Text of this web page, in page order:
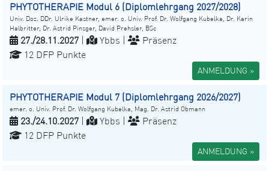
PHYTOTHERAPIE Modul 6 (Diplomlehrgang 2027/2028)
Univ. Doz. DDr. Ulrike Kastner, emer. o. Univ. Prof. Dr. Wolfgang Kubelka, Dr. Karin
Halbritter, Dr. Astrid Pinsger, David Prehsler, BSc
27./28.11.2027 Ybbs |
Präsenz
12 DFP Punkte
ANMELDUNG »
PHYTOTHERAPIE Modul 7 (Diplomlehrgang 2026/2027)
emer. o. Univ. Prof. Dr. Wolfgang Kubelka, Mag. Dr. Astrid Obmann
23./24.10.2027 Ybbs |
Präsenz
12 DFP Punkte
ANMELDUNG »